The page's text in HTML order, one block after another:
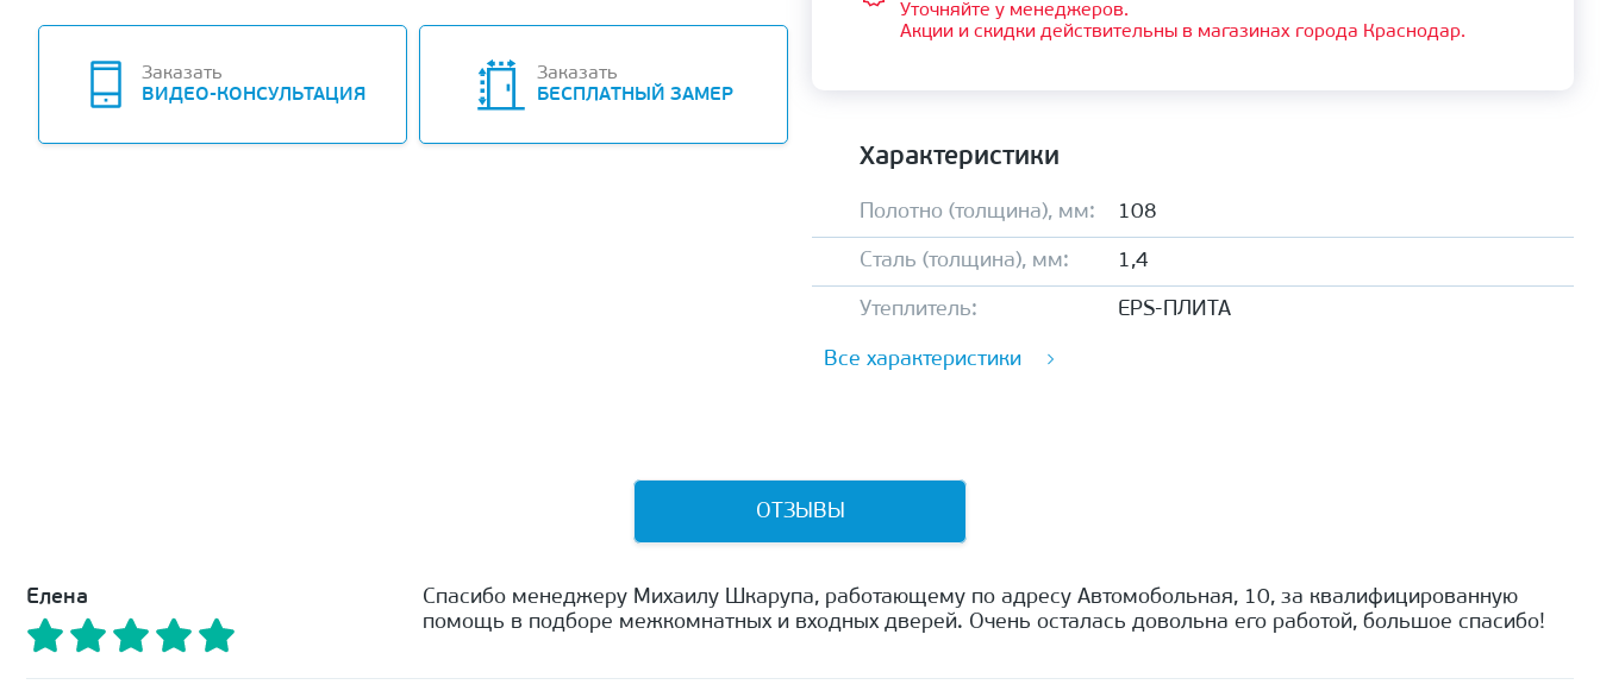
Заказать
ВИДЕО-КОНСУЛЬТАЦИЯ
Заказать
БЕСПЛАТНЫЙ ЗАМЕР
Уточняйте у менеджеров.
Акции и скидки действительны в магазинах города Краснодар.
Характеристики
Полотно (толщина), мм: 108
Сталь (толщина), мм: 1,4
Утеплитель: EPS-ПЛИТА
Все характеристики
ОТЗЫВЫ
Елена
Спасибо менеджеру Михаилу Шкарупа, работающему по адресу Автомобольная, 10, за квалифицированную
помощь в подборе межкомнатных и входных дверей. Очень осталась довольна его работой, большое спасибо!